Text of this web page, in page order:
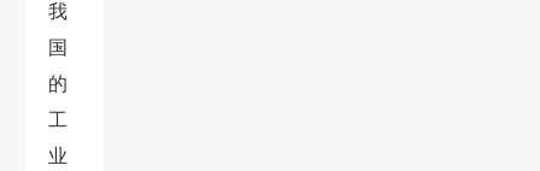
我
国
的
工
业